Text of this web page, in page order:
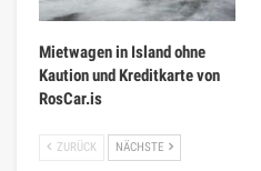
Mietwagen in Island ohne
Kaution und Kreditkarte von
RosCar.is
ZURÜCK NÄCHSTE